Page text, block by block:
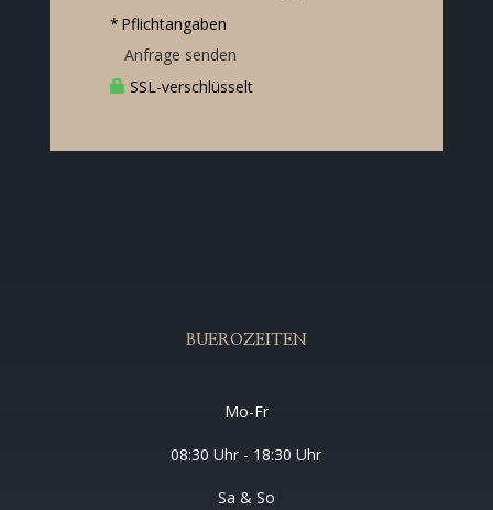
* Pflichtangaben
Anfrage senden
SSL-verschlüsselt
BUEROZEITEN
Mo-Fr
08:30 Uhr - 18:30 Uhr
Sa & So